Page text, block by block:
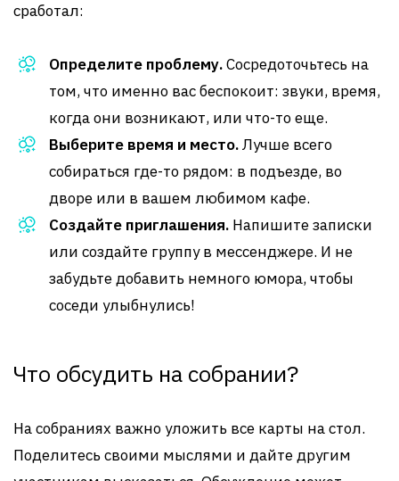
сработал:
Определите проблему.Сосредоточьтесь на
том, что именно вас беспокоит: звуки, время,
когда они возникают, или что-то еще.
Выберите время и место.Лучше всего
собираться где-то рядом: в подъезде, во
дворе или в вашем любимом кафе.
Создайте приглашения. Напишите записки
или создайте группу в мессенджере. И не
забудьте добавить немного юмора, чтобы
соседи улыбнулись!
Что обсудить на собрании?
На собраниях важно уложить все карты на стол.
Поделитесь своими мыслями и дайте другим